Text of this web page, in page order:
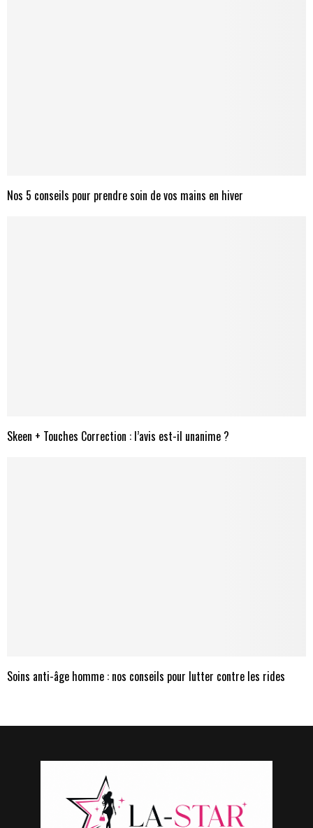
Nos 5 conseils pour prendre soin de vos mains en hiver
Skeen + Touches Correction : l’avis est-il unanime ?
Soins anti-âge homme : nos conseils pour lutter contre les rides